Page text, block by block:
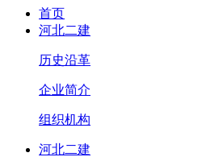
首页
河北二建
历史沿革
企业简介
组织机构
河北二建